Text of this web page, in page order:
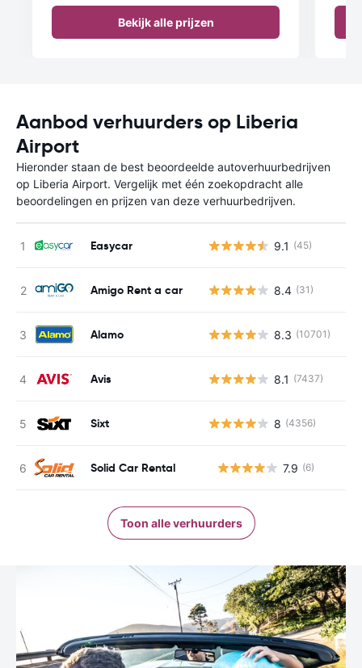
Bekijk alle prijzen
Aanbod verhuurders op Liberia
Airport
Hieronder staan de best beoordeelde autoverhuurbedrijven
op Liberia Airport. Vergelijk met één zoekopdracht alle
beoordelingen en prijzen van deze verhuurbedrijven.
Easycar 9.1 (45)
Amigo Rent a car 8.4 (31)
Alamo 8.3 (10701)
Avis 8.1 (7437)
Sixt 8 (4356)
Solid Car Rental 7.9 (6)
Toon alle verhuurders